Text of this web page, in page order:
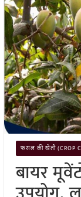
फसल की खेती (CROP
बायर